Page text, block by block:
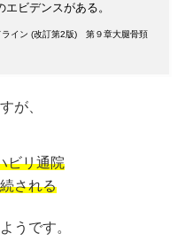
ビデンスがある。
ライン (改訂第2版) 第９章大腿骨頚
が、
ビリ通院
される
うです。